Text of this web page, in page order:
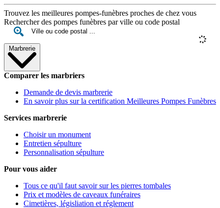
Trouvez les meilleures pompes-funèbres proches de chez vous
Rechercher des pompes funèbres par ville ou code postal
Marbrerie
Comparer les marbriers
Demande de devis marbrerie
En savoir plus sur la certification Meilleures Pompes Funèbres
Services marbrerie
Choisir un monument
Entretien sépulture
Personnalisation sépulture
Pour vous aider
Tous ce qu'il faut savoir sur les pierres tombales
Prix et modèles de caveaux funéraires
Cimetières, législiation et réglement